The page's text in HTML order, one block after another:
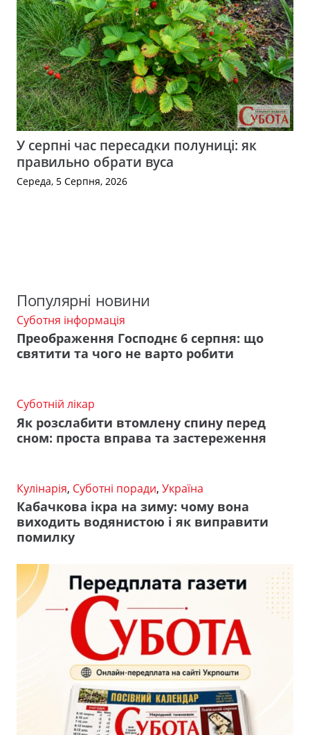
У серпні час пересадки полуниці: як
правильно обрати вуса
Середа, 5 Серпня, 2026
Популярні новини
Суботня інформація
Преображення Господнє 6 серпня: що
святити та чого не варто робити
Суботній лікар
Як розслабити втомлену спину перед
сном: проста вправа та застереження
Кулінарія, Суботні поради, Україна
Кабачкова ікра на зиму: чому вона
виходить водянистою і як виправити
помилку